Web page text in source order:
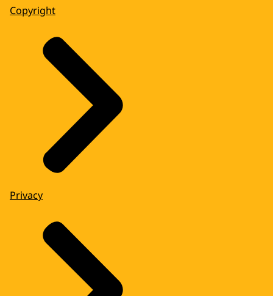
Copyright
Privacy